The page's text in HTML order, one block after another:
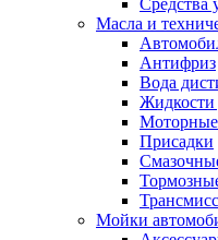
Масла и
Антифриз
Вода
Жидкости
Моторные
Присадки
Мойки